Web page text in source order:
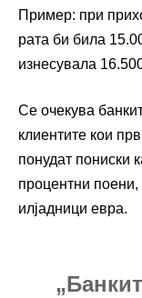
Пример: при
рата би била
изнесувала
Се очекува
клиентите кои
понудат пониски
процентни
илјадници евра.